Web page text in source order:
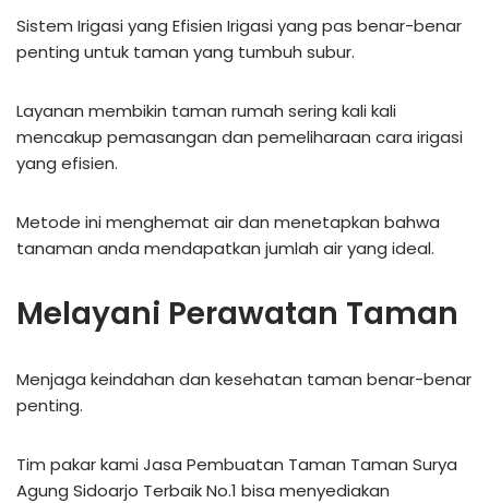
Sistem Irigasi yang Efisien Irigasi yang pas benar-benar
penting untuk taman yang tumbuh subur.
Layanan membikin taman rumah sering kali kali
mencakup pemasangan dan pemeliharaan cara irigasi
yang efisien.
Metode ini menghemat air dan menetapkan bahwa
tanaman anda mendapatkan jumlah air yang ideal.
Melayani Perawatan Taman
Menjaga keindahan dan kesehatan taman benar-benar
penting.
Tim pakar kami Jasa Pembuatan Taman Taman Surya
Agung Sidoarjo Terbaik No.1 bisa menyediakan